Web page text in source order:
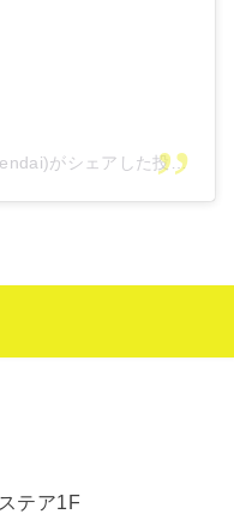
古着屋フロリダ仙台店(@florida_sendai)がシェアした投稿
テア1F